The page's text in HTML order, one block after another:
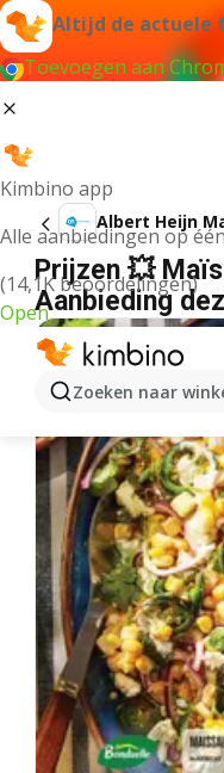
Altijd de actuele
Toevoegen aan
Kimbino app
Alle aanbiedingen op
(14,1K beoordelingen)
Open
Zoeken naar
Albert Heijn
Prijzen 💥
Aanbieding